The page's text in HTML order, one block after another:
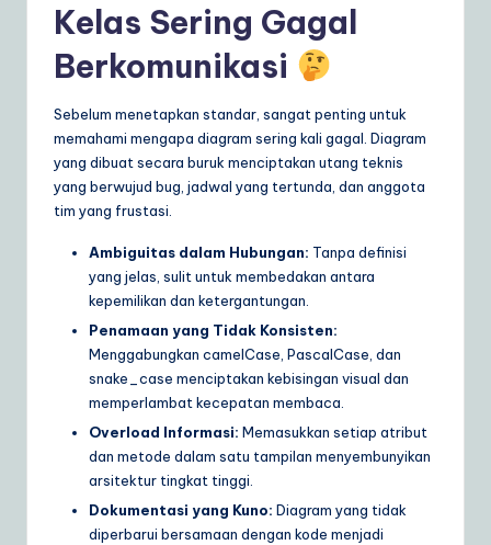
ft
w
Kelas Sering Gagal
Berkomunikasi
Sebelum menetapkan standar, sangat penting untuk
memahami mengapa diagram sering kali gagal. Diagram
yang dibuat secara buruk menciptakan utang teknis
yang berwujud bug, jadwal yang tertunda, dan anggota
tim yang frustasi.
Ambiguitas dalam Hubungan: Tanpa definisi
yang jelas, sulit untuk membedakan antara
kepemilikan dan ketergantungan.
Penamaan yang Tidak Konsisten:
Menggabungkan camelCase, PascalCase, dan
snake_case menciptakan kebisingan visual dan
memperlambat kecepatan membaca.
Overload Informasi: Memasukkan setiap atribut
dan metode dalam satu tampilan menyembunyikan
arsitektur tingkat tinggi.
Dokumentasi yang Kuno: Diagram yang tidak
diperbarui bersamaan dengan kode menjadi